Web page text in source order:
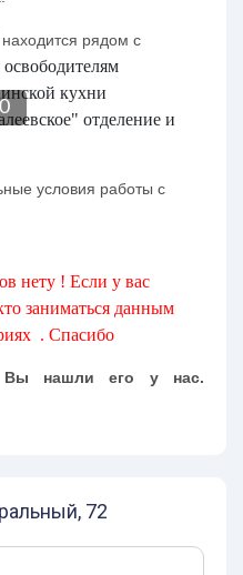
0
находится рядом с
кухни
отделение и
условия работы с
нету ! Если у вас
заниматься данным
. Спасибо
Вы нашли его у нас.
72